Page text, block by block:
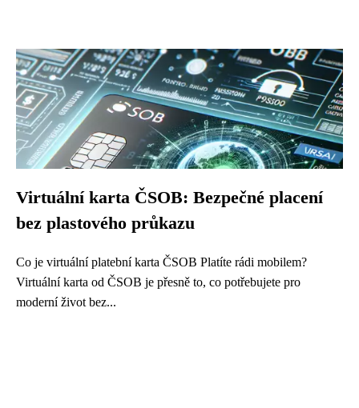
Virtuální karta ČSOB: Bezpečné placení
bez plastového průkazu
Co je virtuální platební karta ČSOB Platíte rádi mobilem?
Virtuální karta od ČSOB je přesně to, co potřebujete pro
moderní život bez...